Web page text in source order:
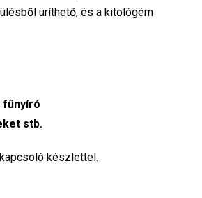
üríthető, és a kitológém
fűnyíró
stb.
készlettel.